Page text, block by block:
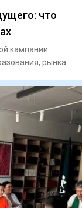
что
кампании
рынка